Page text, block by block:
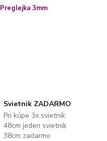
Preglejka 3mm
Svietnik ZADARMO
Pri kúpe 3x svietnik
48cm jeden svietnik
38cm zadarmo